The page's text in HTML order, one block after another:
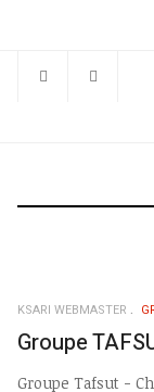
KSARI WEBMASTER
Groupe
Groupe Tafsut -